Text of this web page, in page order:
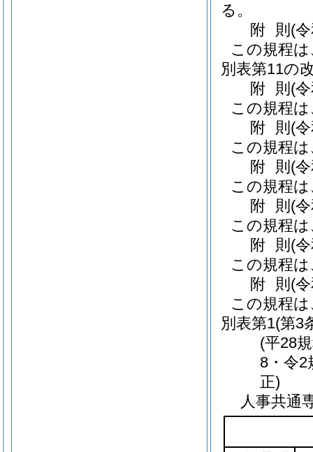
る。
附 則 (
この規程
別表第11の
附 則 (
この規程
附 則 (
この規程
附 則 (
この規程
附 則 (
この規程
附 則 (
この規程
附 則 (
この規程
別表第1(第3
(平28
8・令2
正)
人事共通